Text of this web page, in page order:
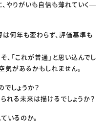
やりがいも自信も薄れていく―
何年も変わらず、評価基準も
「これが普通」と思い込んでし
気があるかもしれません。
しょうか？
れる未来は描けるでしょうか？
いるのか。